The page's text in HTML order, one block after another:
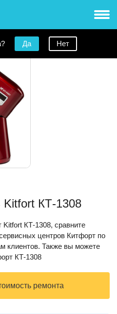
Да Нет
Kitfort КТ-1308
КТ-1308, сравните
центров Китфорт по
клиентов. Также вы можете
КТ-1308
ремонта